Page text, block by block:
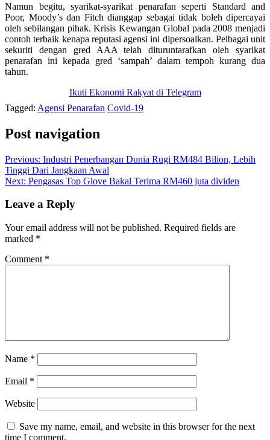
Namun begitu, syarikat-syarikat penarafan seperti Standard and
Poor, Moody’s dan Fitch dianggap sebagai tidak boleh dipercayai
oleh sebilangan pihak. Krisis Kewangan Global pada 2008 menjadi
contoh terbaik kenapa reputasi agensi ini dipersoalkan. Pelbagai unit
sekuriti dengan gred AAA telah dituruntarafkan oleh syarikat
penarafan ini kepada gred ‘sampah’ dalam tempoh kurang dua
tahun.
Ikuti Ekonomi Rakyat di Telegram
Tagged: Agensi Penarafan Covid-19
Post navigation
Previous: Industri Penerbangan Dunia Rugi RM484 Bilion, Lebih
Tinggi Dari Jangkaan Awal
Next: Pengasas Top Glove Bakal Terima RM460 juta dividen
Leave a Reply
Your email address will not be published. Required fields are
marked *
Comment *
Name *
Email *
Website
Save my name, email, and website in this browser for the next
time I comment.